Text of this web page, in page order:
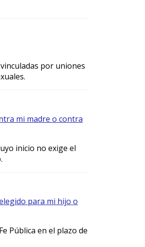
por uniones
mi madre o contra
inicio no exige el
para mi hijo o
Pública en el plazo de